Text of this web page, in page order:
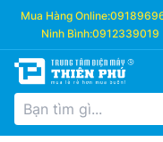
Mua Hàng Online:
Ninh Bình:0912339019